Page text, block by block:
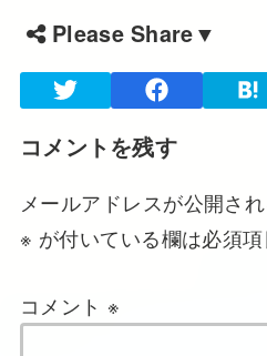
Please Share▼
コメントを残す
メールアドレスが公開さ
※ が付いている欄は必須
コメント ※